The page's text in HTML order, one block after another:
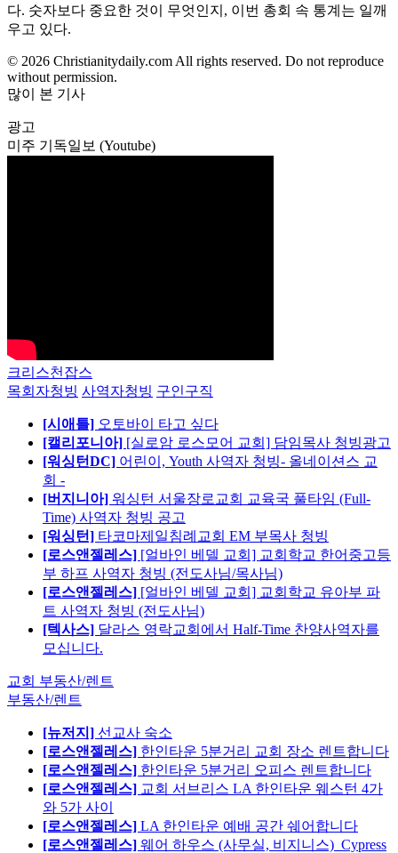
다. 숫자보다 중요한 것이 무엇인지, 이번 총회 속 통계는 일깨
우고 있다.
© 2026 Christianitydaily.com All rights reserved. Do not reproduce
without permission.
많이 본 기사
광고
미주 기독일보 (Youtube)
크리스천잡스
목회자청빙 사역자청빙 구인구직
[시애틀] 오토바이 타고 싶다
[캘리포니아] [실로암 로스모어 교회] 담임목사 청빙광고
[워싱턴DC] 어린이, Youth 사역자 청빙- 올네이션스 교
회 -
[버지니아] 워싱턴 서울장로교회 교육국 풀타임 (Full-
Time) 사역자 청빙 공고
[워싱턴] 타코마제일침례교회 EM 부목사 청빙
[로스앤젤레스] [얼바인 베델 교회] 교회학교 한어중고등
부 하프 사역자 청빙 (전도사님/목사님)
[로스앤젤레스] [얼바인 베델 교회] 교회학교 유아부 파
트 사역자 청빙 (전도사님)
[텍사스] 달라스 영락교회에서 Half-Time 찬양사역자를
모십니다.
교회 부동산/렌트
부동산/렌트
[뉴저지] 선교사 숙소
[로스앤젤레스] 한인타운 5분거리 교회 장소 렌트합니다
[로스앤젤레스] 한인타운 5분거리 오피스 렌트합니다
[로스앤젤레스] 교회 서브리스 LA 한인타운 웨스턴 4가
와 5가 사이
[로스앤젤레스] LA 한인타운 예배 공간 쉐어합니다
[로스앤젤레스] 웨어 하우스 (사무실, 비지니스)_Cypress